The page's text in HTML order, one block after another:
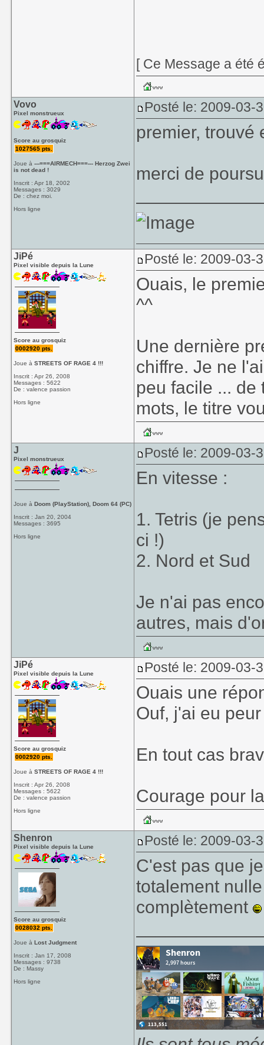
[ Ce Message a été
Vovo
Pixel monstrueux
Score au grosquiz
1027565 pts.
Joue à---===AIRMECH===--- Herzog Zwei
is not dead !
Inscrit : Apr 18, 2002
Messages : 3029
De : chez moi.
Hors ligne
Posté le: 2009-03-
premier, trouvé
merci de
JiPé
Pixel visible depuis la Lune
Score au grosquiz
0002920 pts.
Joue àSTREETS OF RAGE 4 !!!
Inscrit : Apr 26, 2008
Messages : 5622
De : valence passion
Hors ligne
Posté le: 2009-03-
Ouais, le
^^
Une dernière
chiffre. Je ne
peu facile ... de
mots, le titre
J
Pixel monstrueux
Joue àDoom (PlayStation), Doom 64 (PC)
Inscrit : Jan 20, 2004
Messages : 3695
Hors ligne
Posté le: 2009-03-
En vitesse :
1. Tetris (je
ci !)
2. Nord et Sud
Je n'ai pas
autres, mais
JiPé
Pixel visible depuis la Lune
Score au grosquiz
0002920 pts.
Joue àSTREETS OF RAGE 4 !!!
Inscrit : Apr 26, 2008
Messages : 5622
De : valence passion
Hors ligne
Posté le: 2009-03-
Ouais une
Ouf, j'ai eu
En tout cas
Courage pour
Shenron
Pixel visible depuis la Lune
Score au grosquiz
0028032 pts.
Joue àLost Judgment
Inscrit : Jan 17, 2008
Messages : 9738
De : Massy
Hors ligne
Posté le: 2009-03-
C'est pas que
totalement
complètement